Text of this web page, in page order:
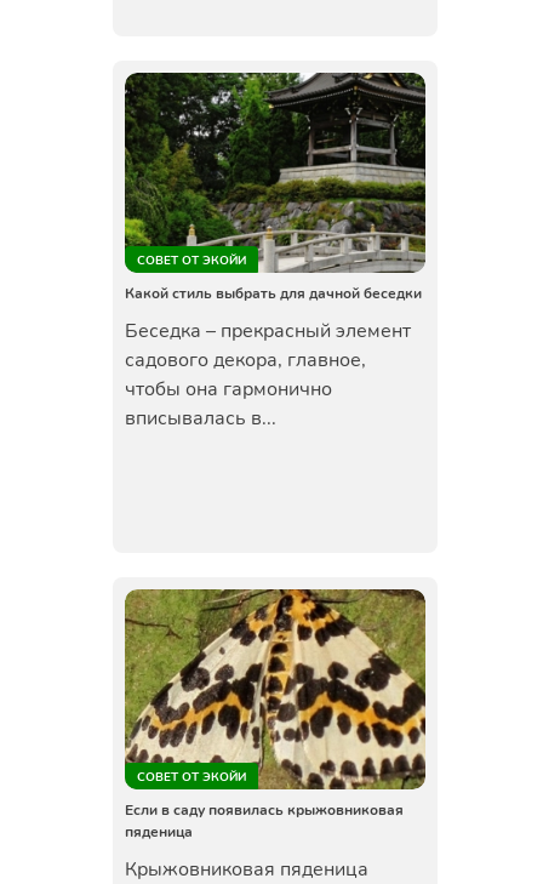
СОВЕТ ОТ ЭКОЙИ
Какой стиль выбрать для дачной беседки
Беседка – прекрасный элемент
садового декора, главное,
чтобы она гармонично
вписывалась в...
СОВЕТ ОТ ЭКОЙИ
Если в саду появилась крыжовниковая
пяденица
Крыжовниковая пяденица